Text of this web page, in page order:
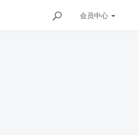
会员中心